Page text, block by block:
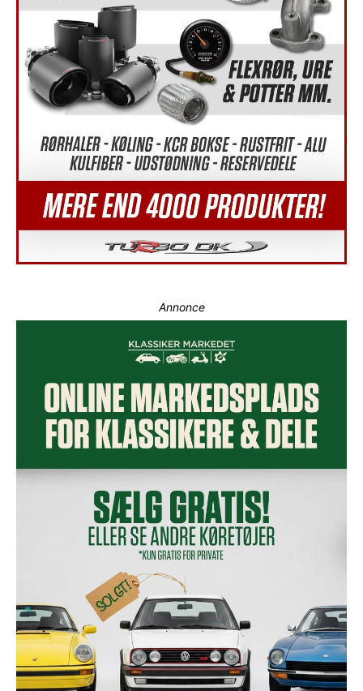
Annonce